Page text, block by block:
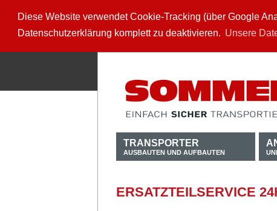
Diese Website verwendet Cookie-Tracking (über Google
Datenschutzerklärung komplett zu deaktivieren. Unsere
TRANSPORTER
AUSBAUTEN UND AUFBAUTEN
ERSATZTEILSERVICE